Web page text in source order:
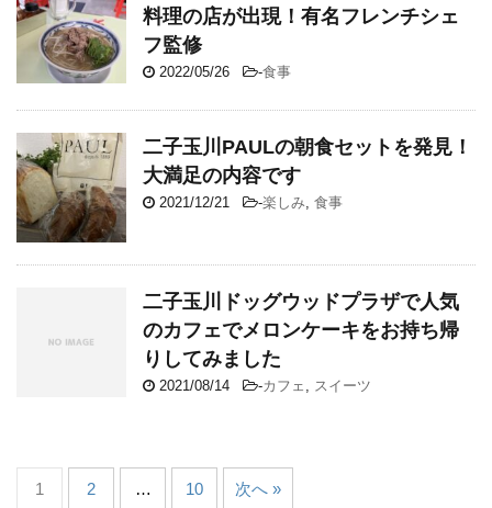
料理の店が出現！有名フレンチシェ
フ監修
2022/05/26 -食事
二子玉川PAULの朝食セットを発見！
大満足の内容です
2021/12/21 -楽しみ, 食事
二子玉川ドッグウッドプラザで人気
のカフェでメロンケーキをお持ち帰
りしてみました
2021/08/14 -カフェ , スイーツ
1 2 … 10 次へ »